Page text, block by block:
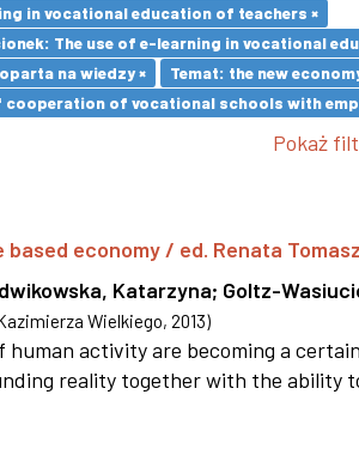
in vocational education of teachers ×
The use of e-learning in vocational
na wiedzy ×
Temat: the new
of vocational schools with
Pokaż
economy / ed. Renata
Katarzyna; Goltz-
Wielkiego, 2013)
activity are becoming a
reality together with the ability